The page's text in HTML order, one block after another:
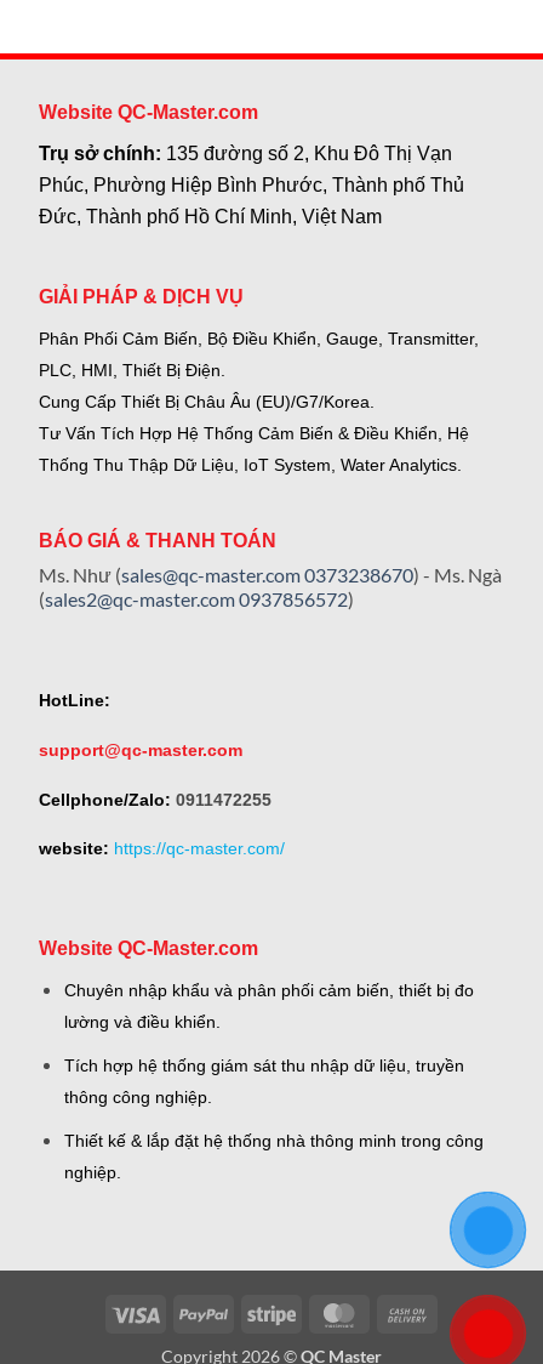
Website QC-Master.com
Trụ sở chính: 135 đường số 2, Khu Đô Thị Vạn
Phúc, Phường Hiệp Bình Phước, Thành phố Thủ
Đức, Thành phố Hồ Chí Minh, Việt Nam
GIẢI PHÁP & DỊCH VỤ
Phân Phối Cảm Biến, Bộ Điều Khiển, Gauge, Transmitter,
PLC, HMI, Thiết Bị Điện.
Cung Cấp Thiết Bị Châu Âu (EU)/G7/Korea.
Tư Vấn Tích Hợp Hệ Thống Cảm Biến & Điều Khiển, Hệ
Thống Thu Thập Dữ Liệu, IoT System, Water Analytics.
BÁO GIÁ & THANH TOÁN
Ms. Như (sales@qc-master.com0373238670) - Ms. Ngà
(sales2@qc-master.com0937856572)
HotLine:
support@qc-master.com
Cellphone/Zalo: 0911472255
website: https://qc-master.com/
Website QC-Master.com
Chuyên nhập khẩu và phân phối cảm biến, thiết bị đo
lường và điều khiển.
Tích hợp hệ thống giám sát thu nhập dữ liệu, truyền
thông công nghiệp.
Thiết kế & lắp đặt hệ thống nhà thông minh trong công
nghiệp.
Visa PayPal Stripe MasterCardCash
On
Copyright 2026 ©QC Master